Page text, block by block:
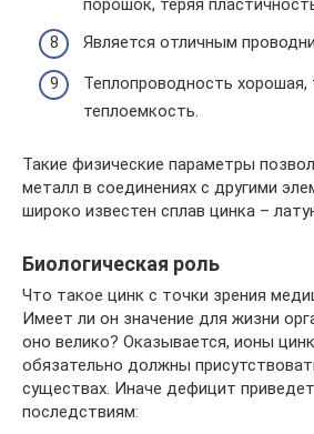
порошок, теряя
Является отличным
Теплопроводность хорошая,
теплоемкость.
Такие физические параметры
металл в соединениях с другими
широко известен сплав цинка –
Биологическая роль
Что такое цинк с точки зрения
Имеет ли он значение для жизни
оно велико? Оказывается, ионы
обязательно должны
существах. Иначе дефицит
последствиям: